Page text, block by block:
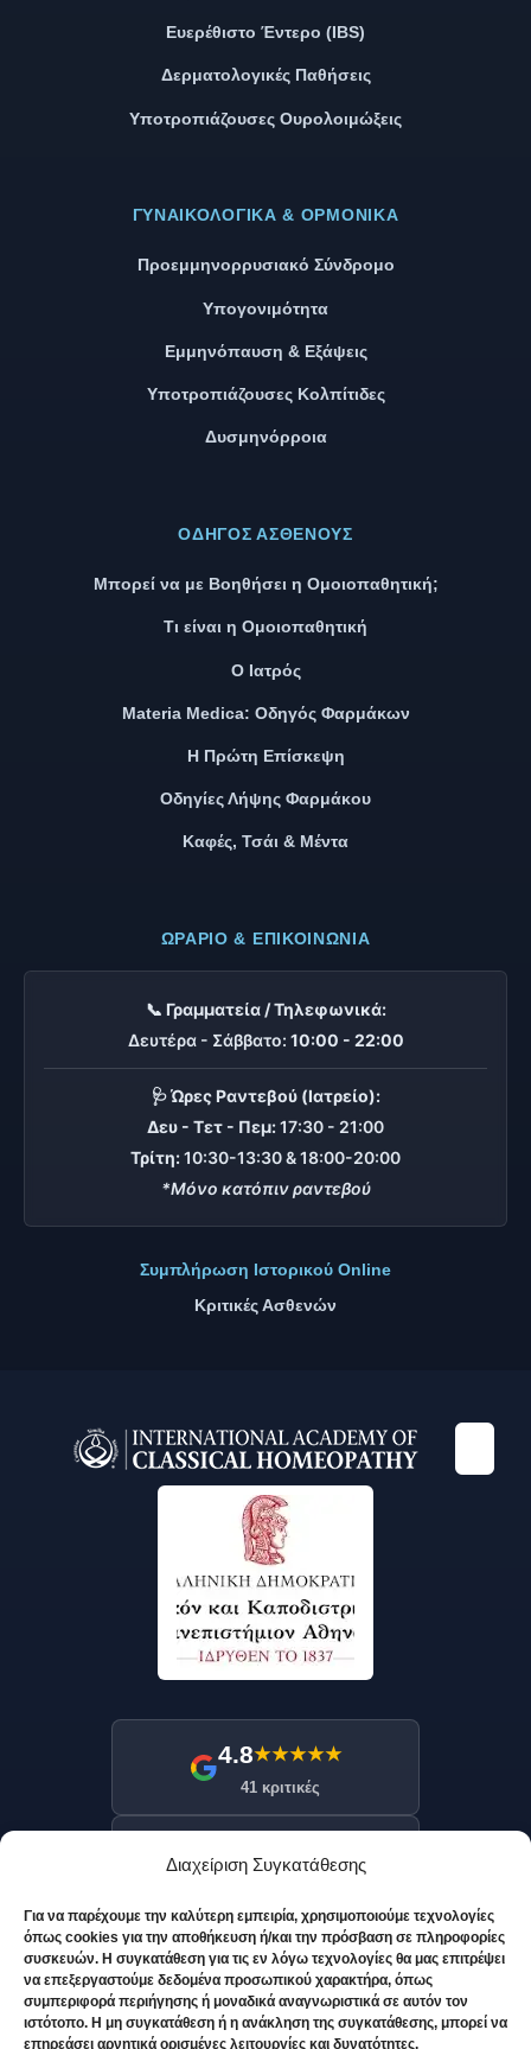
Διαχείριση Συγκατάθεσης
Για να παρέχουμε την καλύτερη εμπειρία, χρησιμοποιούμε τεχνολογίες
όπως cookies για την αποθήκευση ή/και την πρόσβαση σε πληροφορίες
συσκευών. Η συγκατάθεση για τις εν λόγω τεχνολογίες θα μας επιτρέψει
να επεξεργαστούμε δεδομένα προσωπικού χαρακτήρα, όπως
συμπεριφορά περιήγησης ή μοναδικά αναγνωριστικά σε αυτόν τον
ιστότοπο. Η μη συγκατάθεση ή η ανάκληση της συγκατάθεσης, μπορεί να
επηρεάσει αρνητικά ορισμένες λειτουργίες και δυνατότητες.
Ευερέθιστο Έντερο (IBS)
Δερματολογικές Παθήσεις
Υποτροπιάζουσες Ουρολοιμώξεις
ΓΥΝΑΙΚΟΛΟΓΙΚΆ & ΟΡΜΟΝΙΚΆ
Προεμμηνορρυσιακό Σύνδρομο
Υπογονιμότητα
Εμμηνόπαυση & Εξάψεις
Υποτροπιάζουσες Κολπίτιδες
Δυσμηνόρροια
ΟΔΗΓΌΣ ΑΣΘΕΝΟΎΣ
Μπορεί να με Βοηθήσει η Ομοιοπαθητική;
Τι είναι η Ομοιοπαθητική
Ο Ιατρός
Materia Medica: Οδηγός Φαρμάκων
Η Πρώτη Επίσκεψη
Οδηγίες Λήψης Φαρμάκου
Καφές, Τσάι & Μέντα
ΩΡΆΡΙΟ & ΕΠΙΚΟΙΝΩΝΊΑ
📞 Γραμματεία / Τηλεφωνικά:
Δευτέρα - Σάββατο: 10:00 - 22:00
🩺 Ώρες Ραντεβού (Ιατρείο):
Δευ - Τετ - Πεμ:17:30 - 21:00
Τρίτη:10:30-13:30 & 18:00-20:00
*Μόνο κατόπιν ραντεβού
Συμπλήρωση Ιστορικού Online
Κριτικές Ασθενών
4.8★★★★★
41 κριτικές
9.9
Νόμιμη Επωνυμία:ΠΑΠΑΔΗΜΗΤΡΙΟΥ ΕΥΑΓΓΕΛΟΣ
Ευάγγελος Παπαδημητρίου MD | Αρ. Μητρώου ΙΣΑ: 069279
| Αρ. Αδείας: 16744